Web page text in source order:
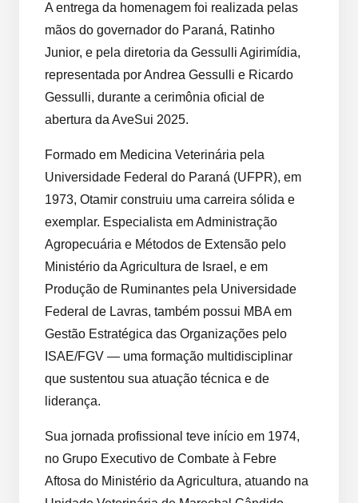
A entrega da homenagem foi realizada pelas
mãos do governador do Paraná, Ratinho
Junior, e pela diretoria da Gessulli Agirimídia,
representada por Andrea Gessulli e Ricardo
Gessulli, durante a cerimônia oficial de
abertura da AveSui 2025.
Formado em Medicina Veterinária pela
Universidade Federal do Paraná (UFPR), em
1973, Otamir construiu uma carreira sólida e
exemplar. Especialista em Administração
Agropecuária e Métodos de Extensão pelo
Ministério da Agricultura de Israel, e em
Produção de Ruminantes pela Universidade
Federal de Lavras, também possui MBA em
Gestão Estratégica das Organizações pelo
ISAE/FGV — uma formação multidisciplinar
que sustentou sua atuação técnica e de
liderança.
Sua jornada profissional teve início em 1974,
no Grupo Executivo de Combate à Febre
Aftosa do Ministério da Agricultura, atuando na